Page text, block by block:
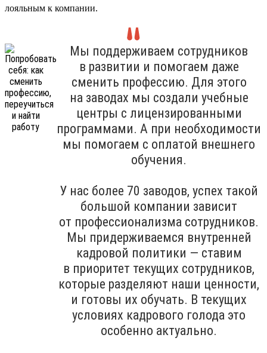
лояльным к компании.
Мы поддерживаем сотрудников
в развитии и помогаем даже
сменить профессию. Для этого
на заводах мы создали учебные
центры с лицензированными
программами. А при необходимости
мы помогаем с оплатой внешнего
обучения.
У нас более 70 заводов, успех такой
большой компании зависит
от профессионализма сотрудников.
Мы придерживаемся внутренней
кадровой политики — ставим
в приоритет текущих сотрудников,
которые разделяют наши ценности,
и готовы их обучать. В текущих
условиях кадрового голода это
особенно актуально.